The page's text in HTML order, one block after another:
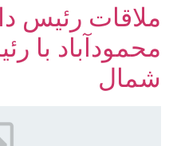
ملاقات رئیس
محمودآباد با
شمال